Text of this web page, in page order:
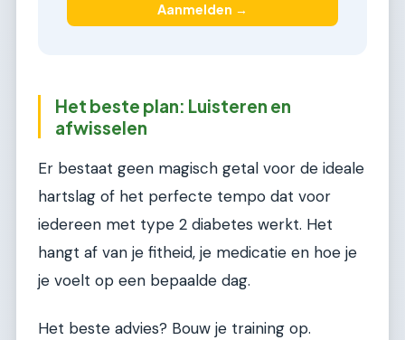
Aanmelden →
Het beste plan: Luisteren en
afwisselen
Er bestaat geen magisch getal voor de ideale
hartslag of het perfecte tempo dat voor
iedereen met type 2 diabetes werkt. Het
hangt af van je fitheid, je medicatie en hoe je
je voelt op een bepaalde dag.
Het beste advies? Bouw je training op.